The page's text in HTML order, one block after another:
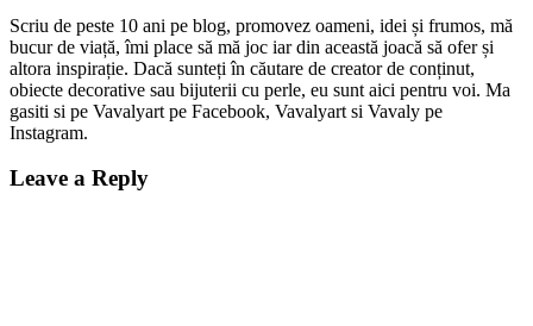
Scriu de peste 10 ani pe blog, promovez oameni, idei și frumos, mă
bucur de viață, îmi place să mă joc iar din această joacă să ofer și
altora inspirație. Dacă sunteți în căutare de creator de conținut,
obiecte decorative sau bijuterii cu perle, eu sunt aici pentru voi. Ma
gasiti si pe Vavalyart pe Facebook, Vavalyart si Vavaly pe
Instagram.
Leave a Reply